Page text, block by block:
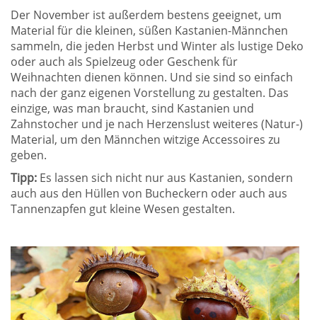
Der November ist außerdem bestens geeignet, um
Material für die kleinen, süßen Kastanien-Männchen
sammeln, die jeden Herbst und Winter als lustige Deko
oder auch als Spielzeug oder Geschenk für
Weihnachten dienen können. Und sie sind so einfach
nach der ganz eigenen Vorstellung zu gestalten. Das
einzige, was man braucht, sind Kastanien und
Zahnstocher und je nach Herzenslust weiteres (Natur-)
Material, um den Männchen witzige Accessoires zu
geben.
Tipp: Es lassen sich nicht nur aus Kastanien, sondern
auch aus den Hüllen von Bucheckern oder auch aus
Tannenzapfen gut kleine Wesen gestalten.